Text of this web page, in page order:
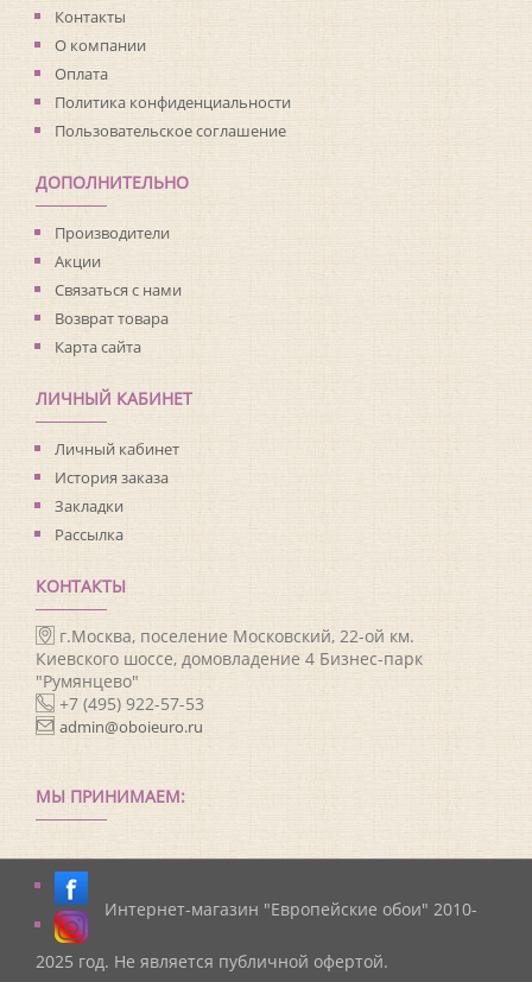
Материал основы:
Флизелин
Раппорт:<>
Контакты
О компании
Оплата
Политика конфиденциальности
Пользовательское соглашение
ДОПОЛНИТЕЛЬНО
Производители
Акции
Связаться с нами
Возврат товара
Карта сайта
ЛИЧНЫЙ КАБИНЕТ
Личный кабинет
История заказа
Закладки
Рассылка
КОНТАКТЫ
г.Москва, поселение Московский, 22-ой км.
Киевского шоссе, домовладение 4 Бизнес-парк
"Румянцево"
+7 (495) 922-57-53
admin@oboieuro.ru
МЫ ПРИНИМАЕМ:
Интернет-магазин "Европейские обои" 2010-
2025 год. Не является публичной офертой.